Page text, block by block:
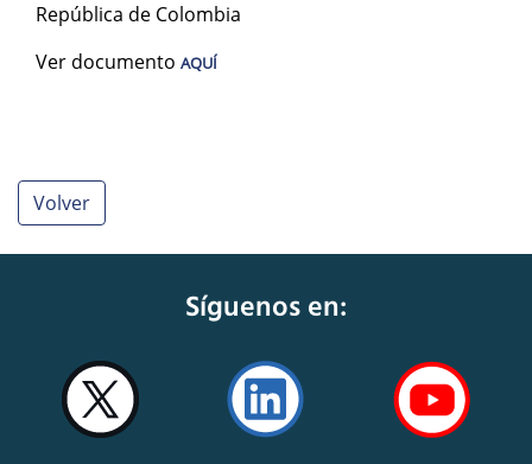
República de Colombia
Ver documento AQUÍ
Volver
Síguenos en: